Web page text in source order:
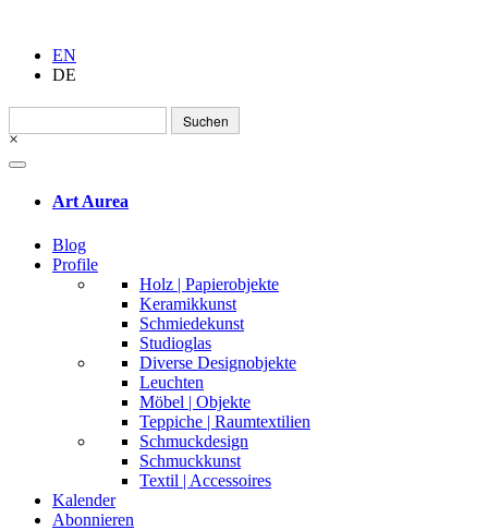
EN
DE
Suchen
nach:
×
Art Aurea
Blog
Profile
Holz | Papierobjekte
Keramikkunst
Schmiedekunst
Studioglas
Diverse Designobjekte
Leuchten
Möbel | Objekte
Teppiche | Raumtextilien
Schmuckdesign
Schmuckkunst
Textil | Accessoires
Kalender
Abonnieren